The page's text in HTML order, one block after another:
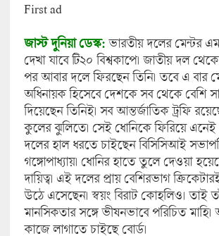
First ad
জাস্ট দুনিয়া ডেস্ক:ভারতীয় দলের মেন্টর
দেখা যাবে টি২০ বিশ্বকাপে। জাতীয় দল
পর আবার দলে ফিরছেন তিনি। তবে এ বার
অধিনায়ক হিসেবে দেশকে সব থেকে বেশি
দিয়েছেন তিনিই। সব আন্তর্জাতিক ট্রফি
কুলের ঝুলিতে। সেই ধোনিকে ফিরিয়ে এনেই
দলের হাল ধরতে চাইছেন বিসিসিআই
গঙ্গোপাধ্যায়। ধোনির হাতে তুলে দেওয়া
দায়িত্ব। এই দলের প্রায় বেশিরভাগ
উঠে এসেছেন। স্বয়ং বিরাট কোহলিও। তাই
মানসিকতার সঙ্গে ভীষনভাবে পরিচিত
কাজে লাগাতে চাইছে বোর্ড।